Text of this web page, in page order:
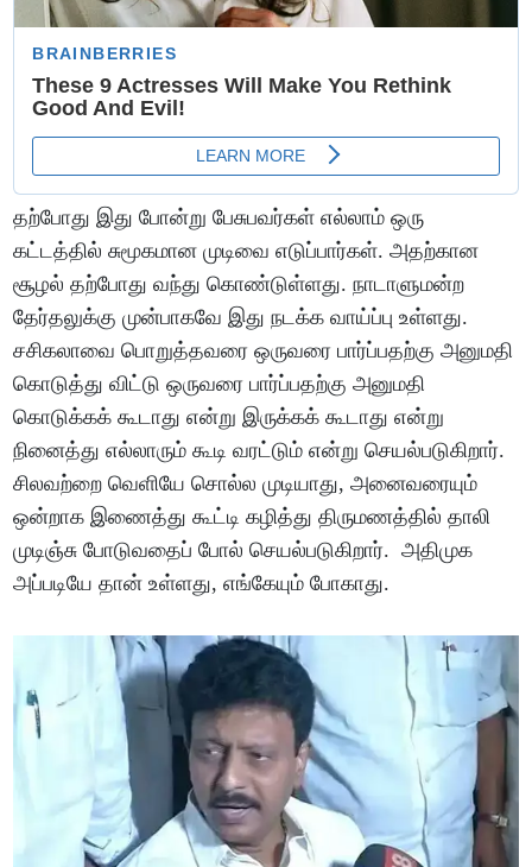
தற்போது இது போன்று பேசுபவர்கள் எல்லாம் ஒரு
கட்டத்தில் சுமூகமான முடிவை எடுப்பார்கள். அதற்கான
சூழல் தற்போது வந்து கொண்டுள்ளது. நாடாளுமன்ற
தேர்தலுக்கு முன்பாகவே இது நடக்க வாய்ப்பு உள்ளது.
சசிகலாவை பொறுத்தவரை ஒருவரை பார்ப்பதற்கு அனுமதி
கொடுத்து விட்டு ஒருவரை பார்ப்பதற்கு அனுமதி
கொடுக்கக் கூடாது என்று இருக்கக் கூடாது என்று
நினைத்து எல்லாரும் கூடி வரட்டும் என்று செயல்படுகிறார்.
சிலவற்றை வெளியே சொல்ல முடியாது, அனைவரையும்
ஒன்றாக இணைத்து கூட்டி கழித்து திருமணத்தில் தாலி
முடிஞ்சு போடுவதைப் போல் செயல்படுகிறார். அதிமுக
அப்படியே தான் உள்ளது, எங்கேயும் போகாது.